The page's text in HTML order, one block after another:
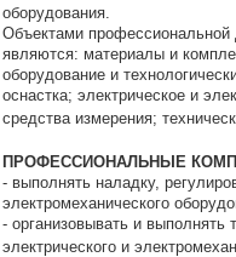
оборудования.
Объектами профессиональной
являются: материалы и
оборудование и
оснастка; электрическое и
средства измерения;
ПРОФЕССИОНАЛЬНЫЕ
- выполнять наладку,
электромеханического
- организовывать и выполнять
электрического и